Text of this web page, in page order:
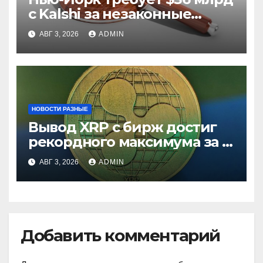
с Kalshi за незаконные
ставки
АВГ 3, 2026 ADMIN
НОВОСТИ РАЗНЫЕ
Вывод XRP с бирж достиг
рекордного максимума за 5
летАВГ 3, 2026 ADMIN
Добавить комментарий